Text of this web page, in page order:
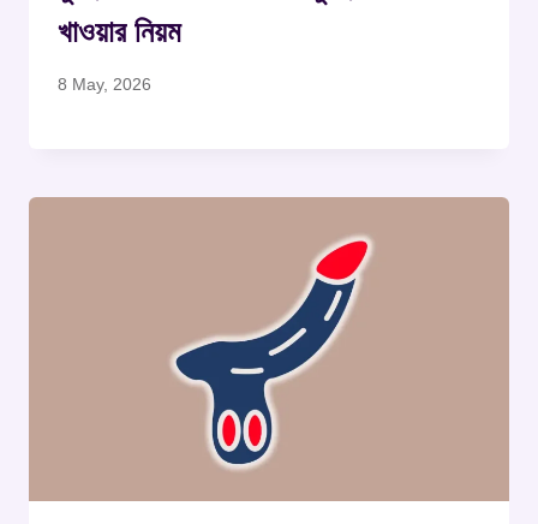
খাওয়ার নিয়ম
8 May, 2026